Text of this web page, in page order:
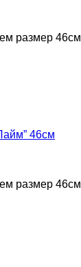
размер 46см
46см
размер 46см